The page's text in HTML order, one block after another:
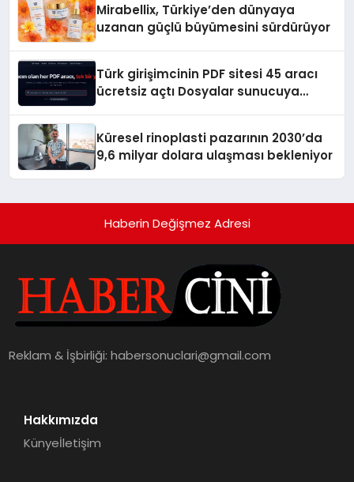
Mirabellix, Türkiye’den dünyaya
uzanan güçlü büyümesini sürdürüyor
Türk girişimcinin PDF sitesi 45 aracı
ücretsiz açtı Dosyalar sunucuya
Küresel rinoplasti pazarının 2030’da
9,6 milyar dolara ulaşması bekleniyor
Haberin Değişmez Adresi
Reklam & İşbirliği:habersonuclari@gmail.com
Hakkımızda
Künyeİletişim